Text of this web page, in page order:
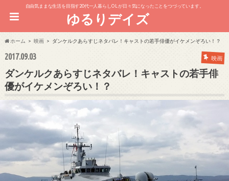
自由気ままな生活を目指す20代一人暮らしOL が日々気になったことをつづっています。
ゆるりデイズ
ホーム 映画 ダンケルクあらすじネタバレ！キャストの若手俳優がイケメンぞろい！？
2017.09.03 映画
ダンケルクあらすじネタバレ！キャストの若手俳
優がイケメンぞろい！？